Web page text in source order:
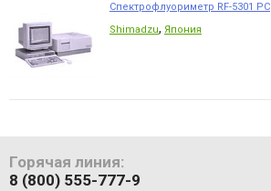
Спектрофлуориметр RF-5301 PC
Shimadzu, Япония
Горячая линия:
8 (800) 555-777-9